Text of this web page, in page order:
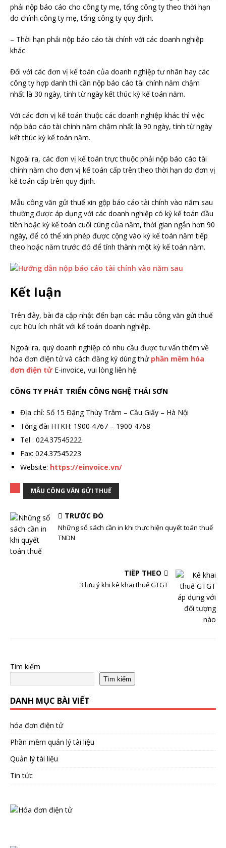
phải nộp báo cáo cho công ty mẹ, tổng công ty theo thời hạn
do chính công ty mẹ, tổng công ty quy định.
– Thời hạn phải nộp báo cáo tài chính với các doanh nghiệp
khác
Đối với các đơn vị kế toán của doanh nghiệp tư nhân hay các
công ty hợp danh thì cần nộp báo cáo tài chính năm chậm
nhất là 30 ngày, tính từ ngày kết thúc kỳ kế toán năm.
Với các đơn vị kế toán thuộc các doanh nghiệp khác thì việc
nộp báo cáo tài chính năm chậm nhất là 90 ngày, tính từ ngày
kết thúc kỳ kế toán năm.
Ngoài ra, các đơn vị kế toán trực thuộc phải nộp báo cáo tài
chính năm cho đơn vị kế toán cấp trên theo thời hạn do đơn vị
kế toán cấp trên quy định.
Mẫu công văn gửi thuế xin gộp báo cáo tài chính vào năm sau
thường được áp dụng với các doanh nghiệp có kỳ kế toán đầu
tiên hoặc kỳ kế toán cuối cùng của năm, thời gian ngắn hơn 90
ngày, để có thể xin phép được cộng vào kỳ kế toán năm tiếp
theo hoặc năm trước đó để tính thành một kỳ kế toán năm.
Kết luận
Trên đây, bài đã cập nhật đến bạn các mẫu công văn gửi thuế
cực hữu ích nhất với kế toán doanh nghiệp.
Ngoài ra, quý doanh nghiệp có nhu cầu được tư vấn thêm về
hóa đơn điện tử và cách đăng ký dùng thử phần mềm hóa
đơn điện tửE-invoice, vui lòng liên hệ:
CÔNG TY PHÁT TRIỂN CÔNG NGHỆ THÁI SƠN
Địa chỉ: Số 15 Đặng Thùy Trâm – Cầu Giấy – Hà Nội
Tổng đài HTKH: 1900 4767 – 1900 4768
Tel : 024.37545222
Fax: 024.37545223
Website: https://einvoice.vn/
MẪU CÔNG VĂN GỬI THUẾ
TRƯỚC ĐÓ
Những sổ sách cần in khi thực hiện quyết toán thuế
TNDN
TIẾP THEO
3 lưu ý khi kê khai thuế GTGT
Tìm kiếm
Tìm kiếm
DANH MỤC BÀI VIẾT
hóa đơn điện tử
Phần mềm quản lý tài liệu
Quản lý tài liệu
Tin tức